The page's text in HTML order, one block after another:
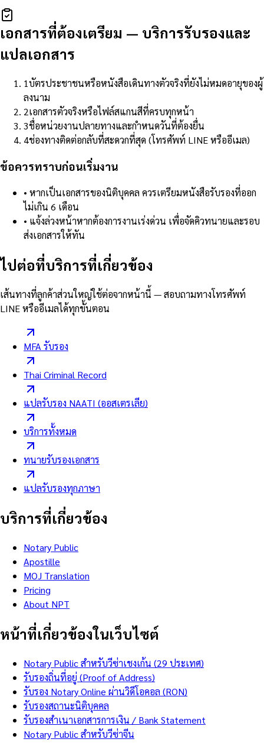
เอกสารที่ต้องเตรียม — บริการรับรองและ
แปลเอกสาร
1บัตรประชาชนหรือหนังสือเดินทางตัวจริงที่ยังไม่หมดอายุของผู้
ลงนาม
2เอกสารตัวจริงหรือไฟล์สแกนสีที่ครบทุกหน้า
3ชื่อหน่วยงานปลายทางและกำหนดวันที่ต้องยื่น
4ช่องทางติดต่อกลับที่สะดวกที่สุด (โทรศัพท์ LINE หรืออีเมล)
ข้อควรทราบก่อนเริ่มงาน
• หากเป็นเอกสารของนิติบุคคล ควรเตรียมหนังสือรับรองที่ออก
ไม่เกิน 6 เดือน
• แจ้งล่วงหน้าหากต้องการงานเร่งด่วน เพื่อจัดคิวทนายและรอบ
ส่งเอกสารให้ทัน
ไปต่อที่บริการที่เกี่ยวข้อง
เส้นทางที่ลูกค้าส่วนใหญ่ใช้ต่อจากหน้านี้ — สอบถามทางโทรศัพท์
LINE หรืออีเมลได้ทุกขั้นตอน
MFA รับรอง
Thai Criminal Record
แปลรับรอง NAATI (ออสเตรเลีย)
บริการทั้งหมด
ทนายรับรองเอกสาร
แปลรับรองทุกภาษา
บริการที่เกี่ยวข้อง
Notary Public
Apostille
MOJ Translation
Pricing
About NPT
หน้าที่เกี่ยวข้องในเว็บไซต์
Notary Public สำหรับวีซ่าเชงเก้น (29 ประเทศ)
รับรองถิ่นที่อยู่ (Proof of Address)
รับรอง Notary Online ผ่านวิดีโอคอล (RON)
รับรองสถานะนิติบุคคล
รับรองสำเนาเอกสารการเงิน / Bank Statement
Notary Public สำหรับวีซ่าจีน